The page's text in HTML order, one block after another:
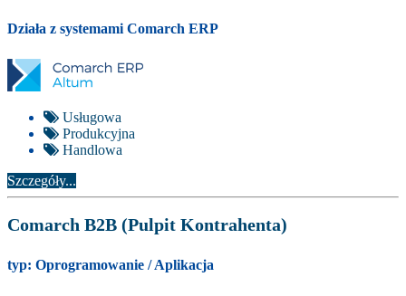
Działa z systemami Comarch ERP
Usługowa
Produkcyjna
Handlowa
Szczegóły...
Comarch B2B (Pulpit Kontrahenta)
typ: Oprogramowanie / Aplikacja